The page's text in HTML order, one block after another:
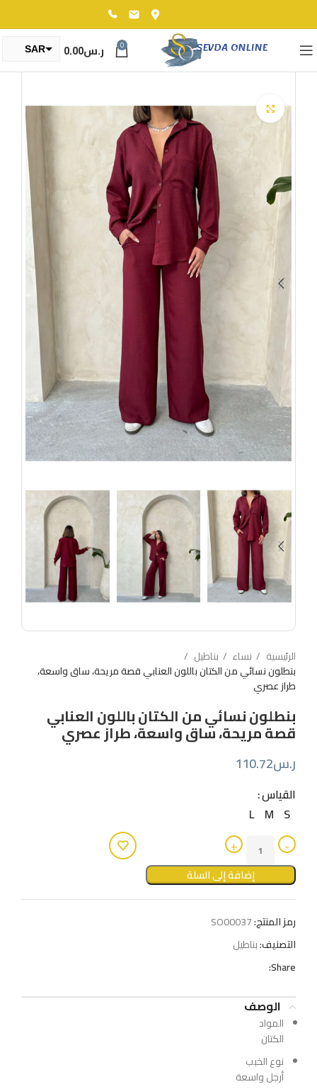
0 ر.س0.00
SAR
TRY
Click to enlarge
الرئيسية نساء
بناطيل
بنطلون نسائي من الكتان باللون العنابي قصة مريحة، ساق واسعة،
طراز عصري
بنطلون نسائي من الكتان باللون العنابي
قصة مريحة، ساق واسعة، طراز عصري
ر.س110.72
القياس
S
M
L
إضافة إلى السلة
رمز المنتج:SO00037
التصنيف:بناطيل
Share:
الوصف
المواد
الكتان
نوع الخبب
أرجل واسعة